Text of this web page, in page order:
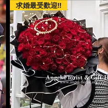
求婚最受歡迎!!